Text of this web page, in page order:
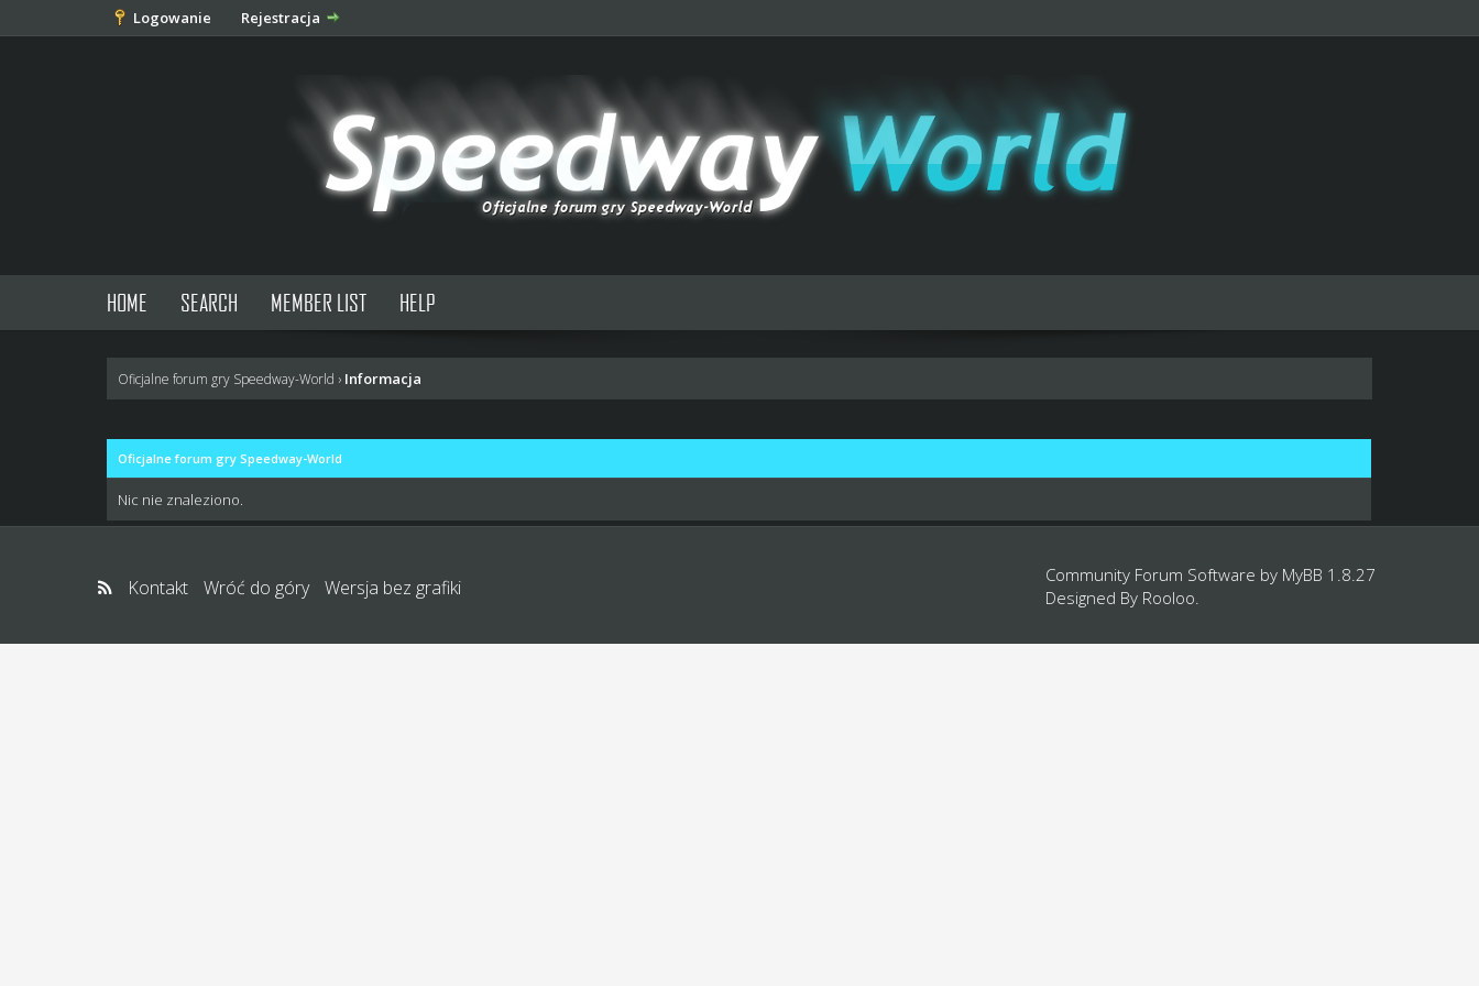
Logowanie Rejestracja
HOME SEARCH MEMBER LIST HELP
Oficjalne forum gry Speedway-World › Informacja
Oficjalne forum gry Speedway-World
Nic nie znaleziono.
Kontakt Wróć do góry Wersja bez grafiki
Community Forum Software by MyBB 1.8.27
Designed By Rooloo.